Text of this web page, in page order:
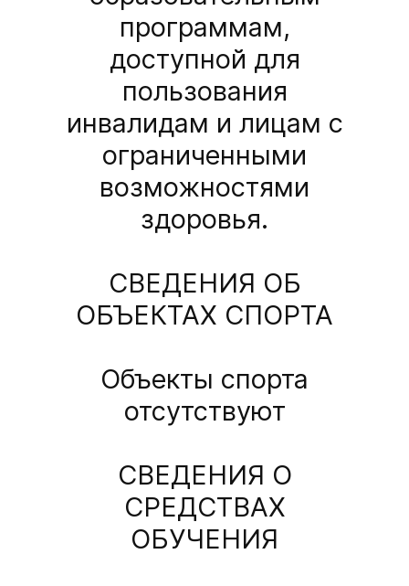
программам,
доступной для
пользования
инвалидам и лицам с
ограниченными
возможностями
здоровья.
СВЕДЕНИЯ ОБ
ОБЪЕКТАХ СПОРТА
Объекты спорта
отсутствуют
СВЕДЕНИЯ О
СРЕДСТВАХ
ОБУЧЕНИЯ